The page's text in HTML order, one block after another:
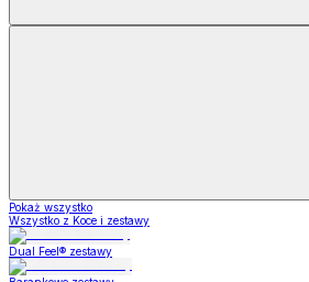
Pokaż wszystko
Wszystko z Koce i zestawy
Dual Feel® zestawy